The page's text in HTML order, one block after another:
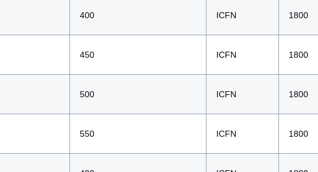
400 ICFN 1800
450 ICFN 1800
500 ICFN 1800
550 ICFN 1800